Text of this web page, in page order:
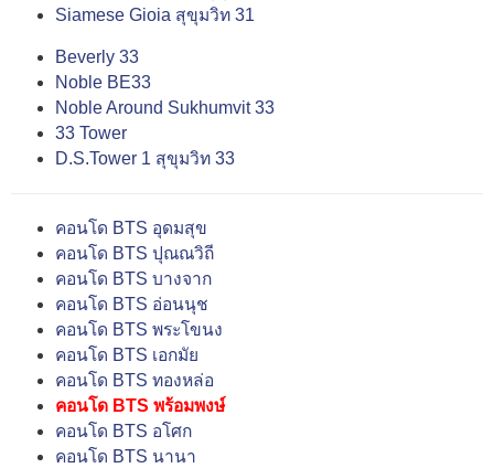
Siamese Gioia สุขุมวิท 31
Beverly 33
Noble BE33
Noble Around Sukhumvit 33
33 Tower
D.S.Tower 1 สุขุมวิท 33
คอนโด BTS อุดมสุข
คอนโด BTS ปุณณวิถี
คอนโด BTS บางจาก
คอนโด BTS อ่อนนุช
คอนโด BTS พระโขนง
คอนโด BTS เอกมัย
คอนโด BTS ทองหล่อ
คอนโด BTS พร้อมพงษ์
คอนโด BTS อโศก
คอนโด BTS นานา